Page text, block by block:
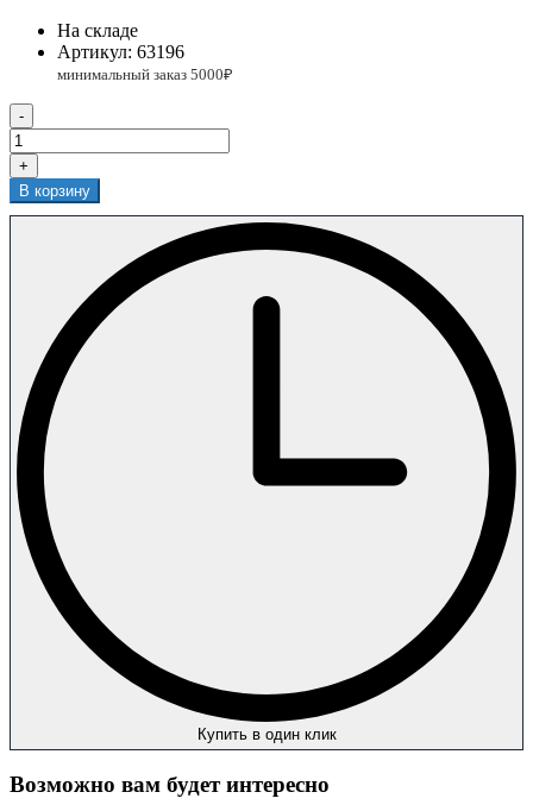
На складе
Артикул: 63196
-
+
В корзину
Купить в один клик
Возможно вам будет интересно